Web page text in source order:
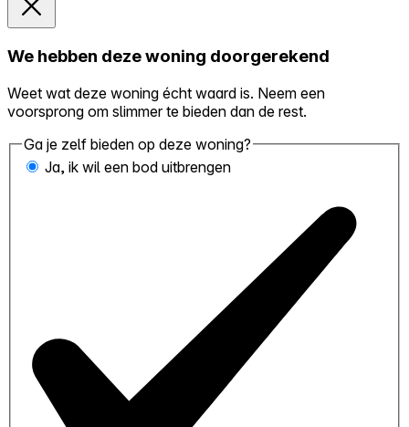
We hebben deze woning doorgerekend
Weet wat deze woning écht waard is. Neem een
voorsprong om slimmer te bieden dan de rest.
Ga je zelf bieden op deze woning?
Ja, ik wil een bod uitbrengen